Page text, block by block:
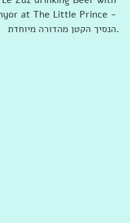
at ‎‎The Little Prince -
הנסיך הקטן מהדורה מיוחדת‎‎‎.